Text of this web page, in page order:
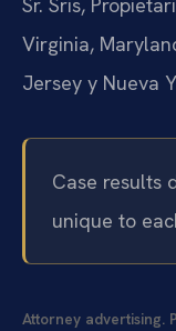
Virginia,
Jersey y Nueva
Case results
unique to
Attorney advertising.